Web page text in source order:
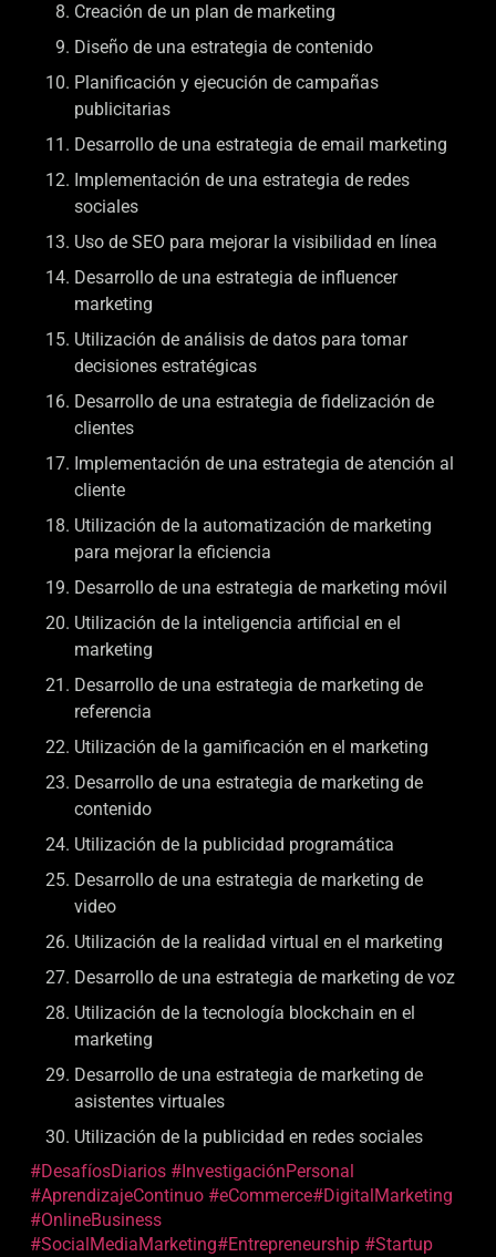
Creación de un plan de marketing
Diseño de una estrategia de contenido
Planificación y ejecución de campañas
publicitarias
Desarrollo de una estrategia de email marketing
Implementación de una estrategia de redes
sociales
Uso de SEO para mejorar la visibilidad en línea
Desarrollo de una estrategia de influencer
marketing
Utilización de análisis de datos para tomar
decisiones estratégicas
Desarrollo de una estrategia de fidelización de
clientes
Implementación de una estrategia de atención al
cliente
Utilización de la automatización de marketing
para mejorar la eficiencia
Desarrollo de una estrategia de marketing móvil
Utilización de la inteligencia artificial en el
marketing
Desarrollo de una estrategia de marketing de
referencia
Utilización de la gamificación en el marketing
Desarrollo de una estrategia de marketing de
contenido
Utilización de la publicidad programática
Desarrollo de una estrategia de marketing de
video
Utilización de la realidad virtual en el marketing
Desarrollo de una estrategia de marketing de voz
Utilización de la tecnología blockchain en el
marketing
Desarrollo de una estrategia de marketing de
asistentes virtuales
Utilización de la publicidad en redes sociales
#DesafíosDiarios #InvestigaciónPersonal
#AprendizajeContinuo #eCommerce#DigitalMarketing
#OnlineBusiness
#SocialMediaMarketing#Entrepreneurship #Startup